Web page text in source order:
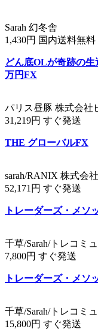
Sarah 幻冬舎
1,430円 国内送料無料
どん底OLが奇跡の
万円FX
パリス昼豚 株式会社
31,219円 すぐ発送
THE グローバルFX
sarah/RANIX 株式会
52,171円 すぐ発送
トレーダーズ・メソ
千草/Sarah/トレコミ
7,800円 すぐ発送
トレーダーズ・メソ
千草/Sarah/トレコミ
15,800円 すぐ発送